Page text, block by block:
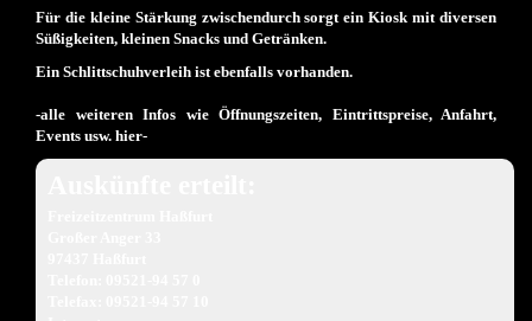
Für die kleine Stärkung zwischendurch sorgt ein Kiosk mit diversen
Süßigkeiten, kleinen Snacks und Getränken.
Ein Schlittschuhverleih ist ebenfalls vorhanden.
-alle weiteren Infos wie Öffnungszeiten, Eintrittspreise, Anfahrt,
Events usw. hier-